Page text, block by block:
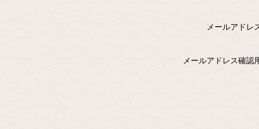
メールアドレ
メールアドレス確認